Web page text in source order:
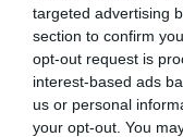
targeted advertising
section to confirm
opt-out request is
interest-based ads
us or personal
your opt-out. You